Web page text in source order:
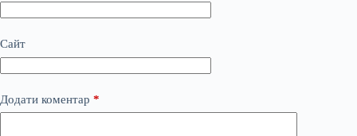
Сайт
Додати коментар *